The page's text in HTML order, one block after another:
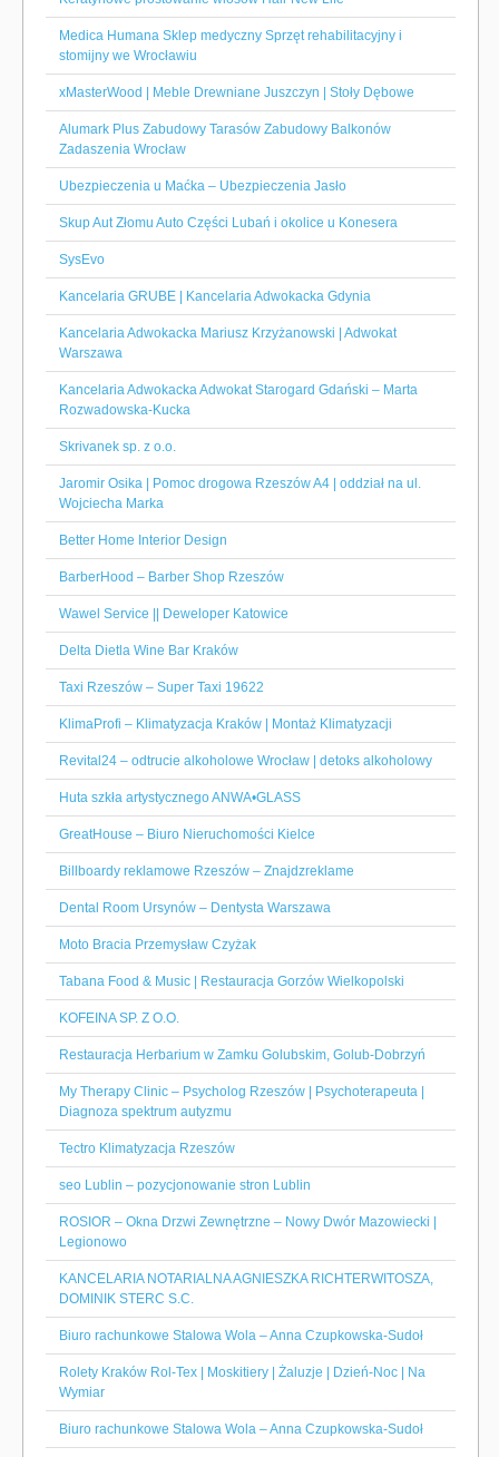
Medica Humana Sklep medyczny Sprzęt rehabilitacyjny i
stomijny we Wrocławiu
xMasterWood | Meble Drewniane Juszczyn | Stoły Dębowe
Alumark Plus Zabudowy Tarasów Zabudowy Balkonów
Zadaszenia Wrocław
Ubezpieczenia u Maćka – Ubezpieczenia Jasło
Skup Aut Złomu Auto Części Lubań i okolice u Konesera
SysEvo
Kancelaria GRUBE | Kancelaria Adwokacka Gdynia
Kancelaria Adwokacka Mariusz Krzyżanowski | Adwokat
Warszawa
Kancelaria Adwokacka Adwokat Starogard Gdański – Marta
Rozwadowska-Kucka
Skrivanek sp. z o.o.
Jaromir Osika | Pomoc drogowa Rzeszów A4 | oddział na ul.
Wojciecha Marka
Better Home Interior Design
BarberHood – Barber Shop Rzeszów
Wawel Service || Deweloper Katowice
Delta Dietla Wine Bar Kraków
Taxi Rzeszów – Super Taxi 19622
KlimaProfi – Klimatyzacja Kraków | Montaż Klimatyzacji
Revital24 – odtrucie alkoholowe Wrocław | detoks alkoholowy
Huta szkła artystycznego ANWA•GLASS
GreatHouse – Biuro Nieruchomości Kielce
Billboardy reklamowe Rzeszów – Znajdzreklame
Dental Room Ursynów – Dentysta Warszawa
Moto Bracia Przemysław Czyżak
Tabana Food & Music | Restauracja Gorzów Wielkopolski
KOFEINA SP. Z O.O.
Restauracja Herbarium w Zamku Golubskim, Golub-Dobrzyń
My Therapy Clinic – Psycholog Rzeszów | Psychoterapeuta |
Diagnoza spektrum autyzmu
Tectro Klimatyzacja Rzeszów
seo Lublin – pozycjonowanie stron Lublin
ROSIOR – Okna Drzwi Zewnętrzne – Nowy Dwór Mazowiecki |
Legionowo
KANCELARIA NOTARIALNA AGNIESZKA RICHTERWITOSZA,
DOMINIK STERC S.C.
Biuro rachunkowe Stalowa Wola – Anna Czupkowska-Sudoł
Rolety Kraków Rol-Tex | Moskitiery | Żaluzje | Dzień-Noc | Na
Wymiar
Biuro rachunkowe Stalowa Wola – Anna Czupkowska-Sudoł